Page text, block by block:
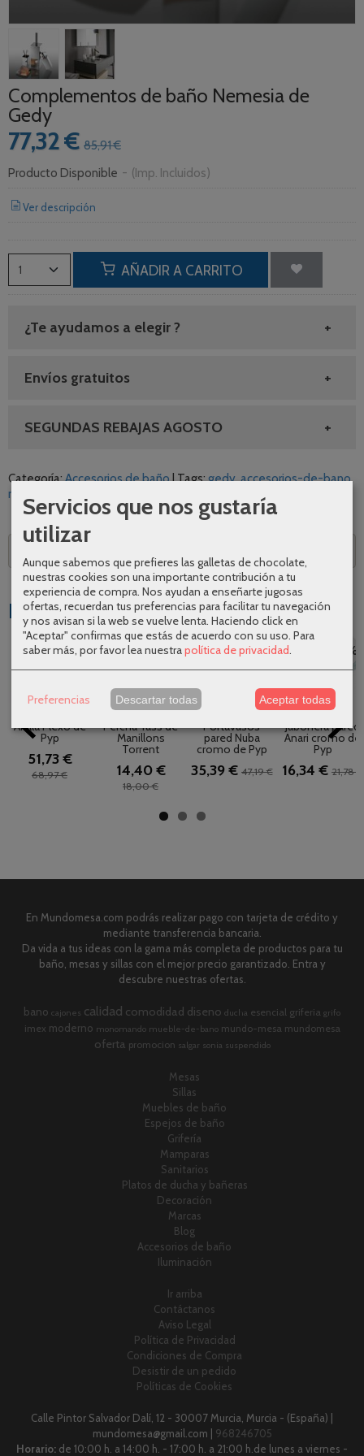
Complementos de baño Nemesia de
Gedy
77,32 € 85,91 €
Producto Disponible - (Imp. Incluidos)
Ver descripción
AÑADIR A CARRITO
¿Te ayudamos a elegir ?
Envíos gratuitos
SEGUNDAS REBAJAS AGOSTO
Categoría:Accesorios de baño|Tags:gedy accesorios-de-bano
nemesia
Productos Relacionados
-25 %
Anilla Plexo de
Pyp
51,73 €
68,97 €
-20 %
Percha Yass de
Manillons
Torrent
14,40 €
18,00 €
-25 %
Portavasos
pared Nuba
cromo de Pyp
35,39 € 47,19 €
-25 %
Jabonera pared
Anari cromo de
Pyp
16,34 € 21,78 €
En Mundomesa.com podrás realizar pago con tarjeta de crédito y
mediante transferencia bancaria.
Da vida a tus ideas con la gama más completa de productos para tu
baño, mesas y sillas con el mejor precio garantizado. Entra y
descubre nuestras ofertas.
bano cajones calidad comodidad diseno ducha esencial griferia grifo
imex moderno monomando mueble-de-bano mundo-mesa mundomesa
oferta promocion salgar sonia suspendido
Mesas
Sillas
Muebles de baño
Espejos de baño
Grifería
Mamparas
Sanitarios
Platos de ducha y bañeras
Decoración
Marcas
Blog
Accesorios de baño
Iluminación
Ir arriba
Contáctanos
Aviso Legal
Política de Privacidad
Condiciones de Compra
Desistir de un pedido
Políticas de Cookies
Calle Pintor Salvador Dalí, 12 - 30007 Murcia, Murcia - (España) |
mundomesa@gmail.com | 968246705
Horario: de 10:00 h. a 14:00 h. - 17:00 h. a 21:00 h.de lunes a viernes -
Servicios que nos gustaría
utilizar
Aunque sabemos que prefieres las galletas de chocolate,
nuestras cookies son una importante contribución a tu
experiencia de compra. Nos ayudan a enseñarte jugosas
ofertas, recuerdan tus preferencias para facilitar tu navegación
y nos avisan si la web se vuelve lenta. Haciendo click en
"Aceptar" confirmas que estás de acuerdo con su uso. Para
saber más, por favor lea nuestrapolítica de privacidad.
Preferencias Descartar todas Aceptar todas